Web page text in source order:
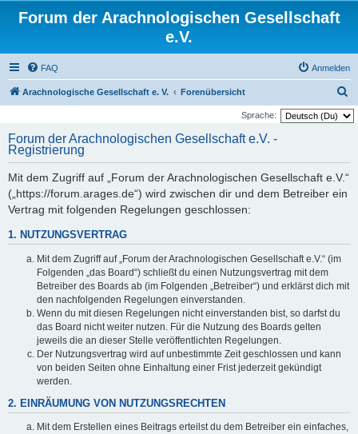
Forum der Arachnologischen Gesellschaft
e.V.
FAQ Anmelden
Arachnologische Gesellschaft e. V. Forenübersicht
u
Sprache:
Forum der Arachnologischen Gesellschaft e.V. -
Registrierung
Mit dem Zugriff auf „Forum der Arachnologischen Gesellschaft e.V.“
(„https://forum.arages.de“) wird zwischen dir und dem Betreiber ein
Vertrag mit folgenden Regelungen geschlossen:
1. NUTZUNGSVERTRAG
Mit dem Zugriff auf „Forum der Arachnologischen Gesellschaft e.V.“ (im
Folgenden „das Board“) schließt du einen Nutzungsvertrag mit dem
Betreiber des Boards ab (im Folgenden „Betreiber“) und erklärst dich mit
den nachfolgenden Regelungen einverstanden.
Wenn du mit diesen Regelungen nicht einverstanden bist, so darfst du
das Board nicht weiter nutzen. Für die Nutzung des Boards gelten
jeweils die an dieser Stelle veröffentlichten Regelungen.
Der Nutzungsvertrag wird auf unbestimmte Zeit geschlossen und kann
von beiden Seiten ohne Einhaltung einer Frist jederzeit gekündigt
werden.
2. EINRÄUMUNG VON NUTZUNGSRECHTEN
Mit dem Erstellen eines Beitrags erteilst du dem Betreiber ein einfaches,